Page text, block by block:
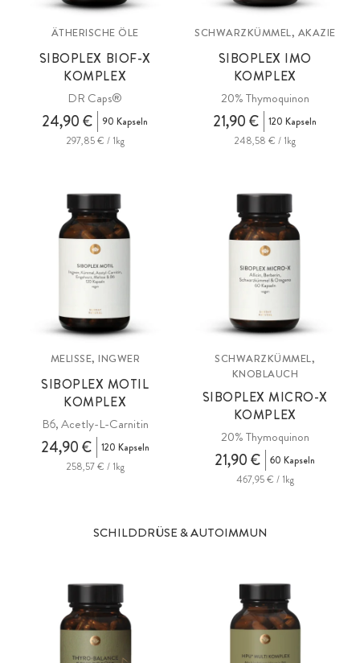
ÄTHERISCHE ÖLE
SIBOPLEX BIOF-X
KOMPLEX
DR Caps®
24,90 €
90 Kapseln
297,85 € / 1kg
SCHWARZKÜMMEL, AKAZIE
SIBOPLEX IMO
KOMPLEX
20% Thymoquinon
21,90 €
120 Kapseln
248,58 € / 1kg
MELISSE, INGWER
SIBOPLEX MOTIL
KOMPLEX
B6, Acetly-L-Carnitin
24,90 €
120 Kapseln
258,57 € / 1kg
SCHWARZKÜMMEL,
KNOBLAUCH
SIBOPLEX MICRO-X
KOMPLEX
20% Thymoquinon
21,90 €
60 Kapseln
467,95 € / 1kg
SCHILDDRÜSE & AUTOIMMUN